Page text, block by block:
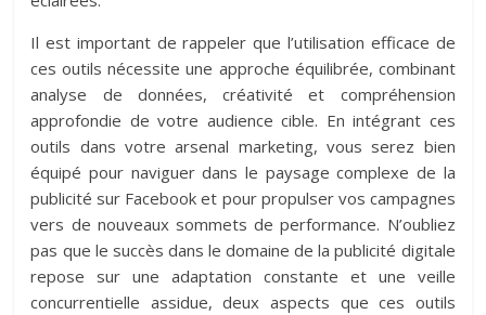
Il est important de rappeler que l’utilisation efficace de
ces outils nécessite une approche équilibrée, combinant
analyse de données, créativité et compréhension
approfondie de votre audience cible. En intégrant ces
outils dans votre arsenal marketing, vous serez bien
équipé pour naviguer dans le paysage complexe de la
publicité sur Facebook et pour propulser vos campagnes
vers de nouveaux sommets de performance. N’oubliez
pas que le succès dans le domaine de la publicité digitale
repose sur une adaptation constante et une veille
concurrentielle assidue, deux aspects que ces outils